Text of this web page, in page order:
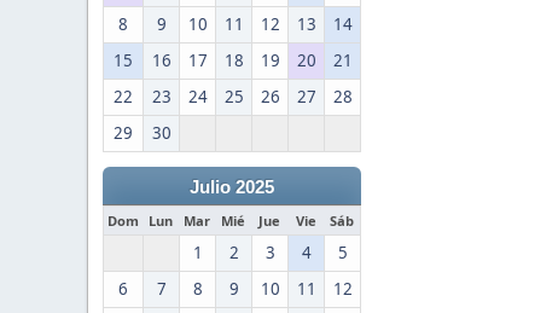
8
9 10 11 12 13
14
15
16 17 18 19 20
21
22
23 24 25 26 27
28
29
30
Julio 2025
Dom Lun Mar Mié Jue Vie Sáb
1 2 3 4
5
6
7 8 9 10 11 12